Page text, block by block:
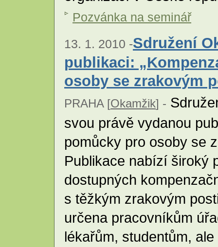
Pozvánka na seminář
13. 1. 2010 -Sdružení
publikaci:
osoby se zrakovým
PRAHA [Okamžik] -
svou právě vydanou
pomůcky pro osoby se
Publikace nabízí široký
dostupných
s těžkým zrakovým
určena pracovníkům
lékařům, studentům,